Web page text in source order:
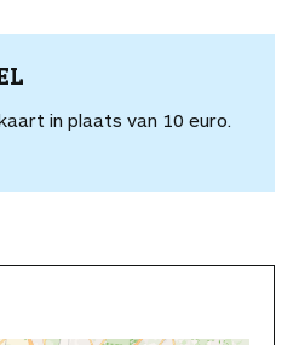
in plaats van 10 euro.